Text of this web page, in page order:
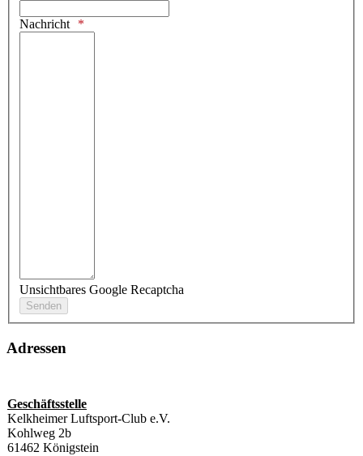
Nachricht
Unsichtbares Google Recaptcha
Adressen
Geschäftsstelle
Kelkheimer Luftsport-Club e.V.
Kohlweg 2b
61462 Königstein